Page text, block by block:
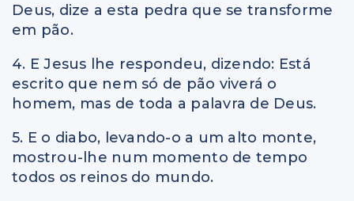
Deus, dize a esta pedra que se transforme
em pão.
4. E Jesus lhe respondeu, dizendo: Está
escrito que nem só de pão viverá o
homem, mas de toda a palavra de Deus.
5. E o diabo, levando-o a um alto monte,
mostrou-lhe num momento de tempo
todos os reinos do mundo.